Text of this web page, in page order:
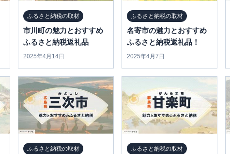
ふるさと納税の取材
市川町の魅力とおすすめ
ふるさと納税返礼品
2025年4月14日
ふるさと納税の取材
名寄市の魅力とおすすめ
ふるさと納税返礼品！
2025年4月7日
ふるさと納税の取材 ふるさと納税の取材